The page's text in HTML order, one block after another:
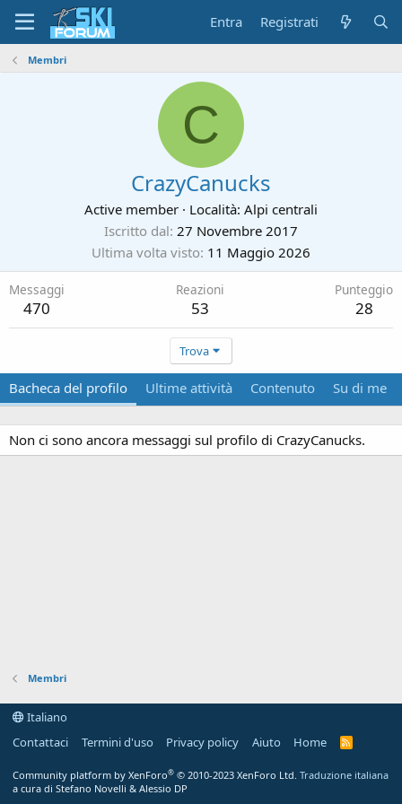
Entra Registrati
Membri
C
CrazyCanucks
Active member · Località: Alpi centrali
Iscritto dal 27 Novembre 2017
Ultima volta visto 11 Maggio 2026
Messaggi
470
Reazioni
53
Punteggio
28
Trova
Bacheca del profilo Ultime attività Contenuto Su di me
Non ci sono ancora messaggi sul profilo di CrazyCanucks.
Membri
Italiano
Contattaci
Termini d'uso Privacy policy Aiuto Home
R
Community platform by XenForo® © 2010-2023 XenForo Ltd. Traduzione italiana
a cura di Stefano Novelli & Alessio DP